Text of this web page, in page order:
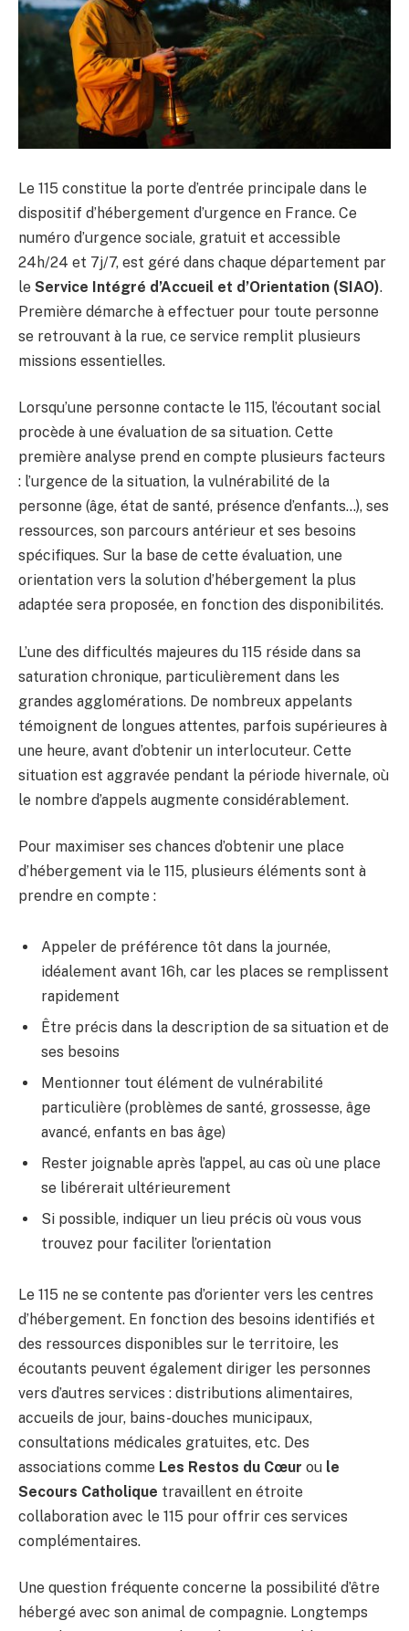
Le 115 constitue la porte d’entrée principale dans le
dispositif d’hébergement d’urgence en France. Ce
numéro d’urgence sociale, gratuit et accessible
24h/24 et 7j/7, est géré dans chaque département par
le Service Intégré d’Accueil et d’Orientation (SIAO).
Première démarche à effectuer pour toute personne
se retrouvant à la rue, ce service remplit plusieurs
missions essentielles.
Lorsqu’une personne contacte le 115, l’écoutant social
procède à une évaluation de sa situation. Cette
première analyse prend en compte plusieurs facteurs
: l’urgence de la situation, la vulnérabilité de la
personne (âge, état de santé, présence d’enfants…), ses
ressources, son parcours antérieur et ses besoins
spécifiques. Sur la base de cette évaluation, une
orientation vers la solution d’hébergement la plus
adaptée sera proposée, en fonction des disponibilités.
L’une des difficultés majeures du 115 réside dans sa
saturation chronique, particulièrement dans les
grandes agglomérations. De nombreux appelants
témoignent de longues attentes, parfois supérieures à
une heure, avant d’obtenir un interlocuteur. Cette
situation est aggravée pendant la période hivernale, où
le nombre d’appels augmente considérablement.
Pour maximiser ses chances d’obtenir une place
d’hébergement via le 115, plusieurs éléments sont à
prendre en compte :
Appeler de préférence tôt dans la journée,
idéalement avant 16h, car les places se remplissent
rapidement
Être précis dans la description de sa situation et de
ses besoins
Mentionner tout élément de vulnérabilité
particulière (problèmes de santé, grossesse, âge
avancé, enfants en bas âge)
Rester joignable après l’appel, au cas où une place
se libérerait ultérieurement
Si possible, indiquer un lieu précis où vous vous
trouvez pour faciliter l’orientation
Le 115 ne se contente pas d’orienter vers les centres
d’hébergement. En fonction des besoins identifiés et
des ressources disponibles sur le territoire, les
écoutants peuvent également diriger les personnes
vers d’autres services : distributions alimentaires,
accueils de jour, bains-douches municipaux,
consultations médicales gratuites, etc. Des
associations comme Les Restos du Cœur ou le
Secours Catholique travaillent en étroite
collaboration avec le 115 pour offrir ces services
complémentaires.
Une question fréquente concerne la possibilité d’être
hébergé avec son animal de compagnie. Longtemps